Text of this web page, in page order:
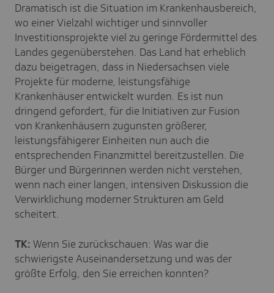
Dramatisch ist die Situation im Krankenhausbereich,
wo einer Vielzahl wichtiger und sinnvoller
Investitionsprojekte viel zu geringe Fördermittel des
Landes gegenüberstehen. Das Land hat erheblich
dazu beigetragen, dass in Niedersachsen viele
Projekte für moderne, leistungsfähige
Krankenhäuser entwickelt wurden. Es ist nun
dringend gefordert, für die Initiativen zur Fusion
von Krankenhäusern zugunsten größerer,
leistungsfähigerer Einheiten nun auch die
entsprechenden Finanzmittel bereitzustellen. Die
Bürger und Bürgerinnen werden nicht verstehen,
wenn nach einer langen, intensiven Diskussion die
Verwirklichung moderner Strukturen am Geld
scheitert.
TK: Wenn Sie zurückschauen: Was war die
schwierigste Auseinandersetzung und was der
größte Erfolg, den Sie erreichen konnten?